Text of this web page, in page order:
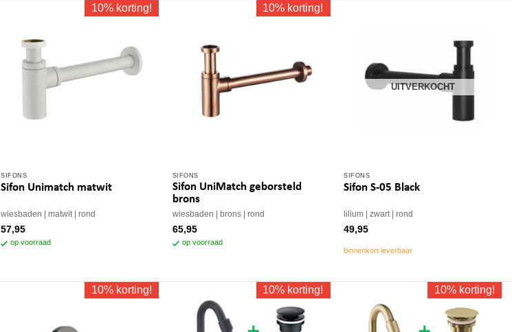
10% korting!
SIFONS
Sifon Unimatch matwit
wiesbaden matwit rond
57,95
op voorraad
10% korting!
SIFONS
Sifon UniMatch geborsteld
brons
wiesbaden brons rond
65,95
op voorraad
UITVERKOCHT
SIFONS
Sifon S-05 Black
lilium zwart rond
49,95
binnenkort leverbaar
10% korting! 10% korting! 10% korting!